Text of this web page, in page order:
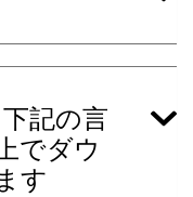
記の言
でダウ
す